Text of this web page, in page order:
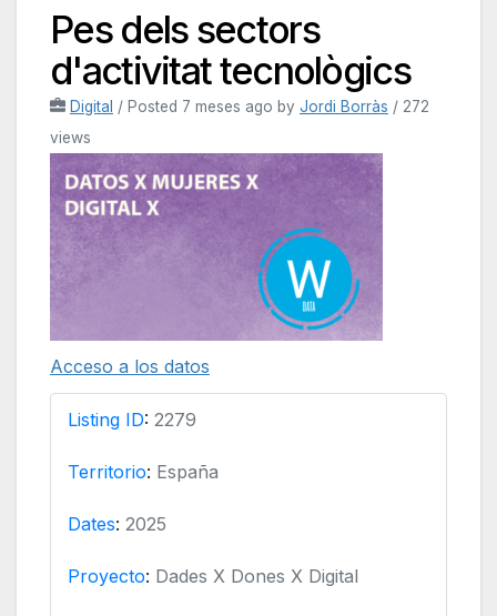
Pes dels sectors
d'activitat tecnològics
Digital / Posted 7 meses ago by Jordi Borràs / 272
views
Acceso a los datos
Listing ID: 2279
Territorio: España
Dates: 2025
Proyecto: Dades X Dones X Digital